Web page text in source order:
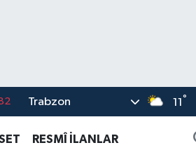
Trabzon 11 °
RESMÎ İLANLAR